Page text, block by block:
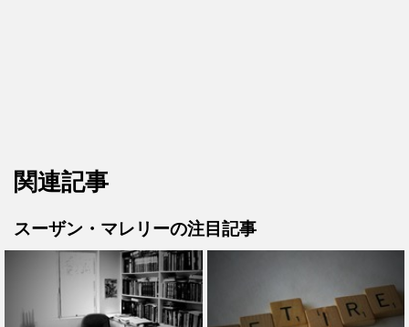
関連記事
スーザン・マレリーの注目記事